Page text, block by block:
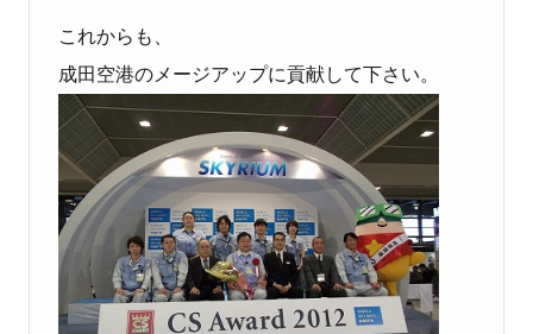
これからも、
成田空港のメージアップに貢献して下さい。